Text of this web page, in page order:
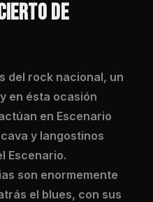
DE
del rock nacional, un
en ésta ocasión
en Escenario
y langostinos
Escenario.
son enormemente
el blues, con sus